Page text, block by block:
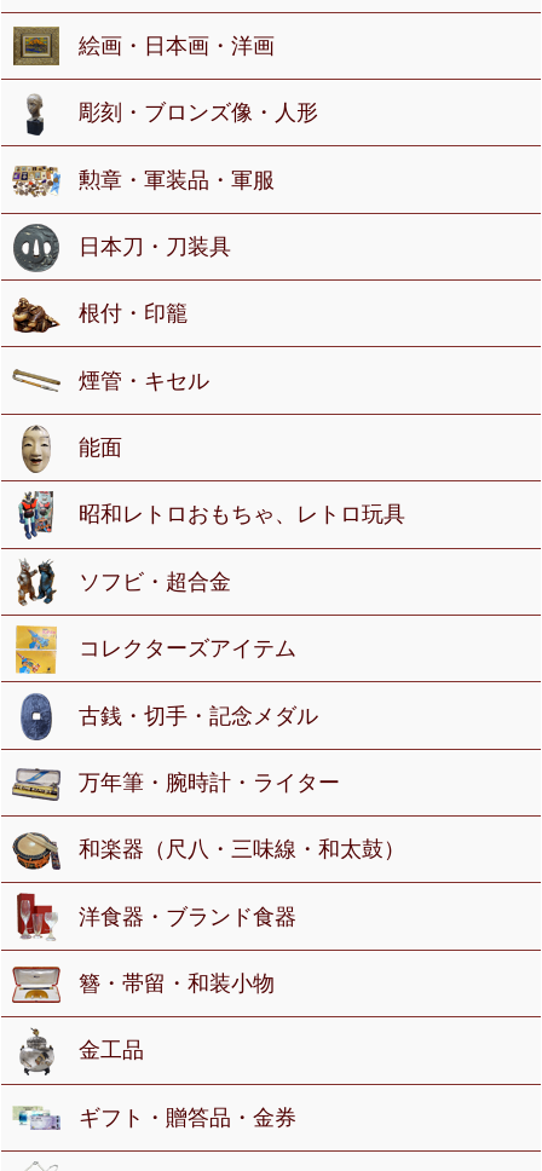
絵画・日本画・洋画
彫刻・ブロンズ像・人形
勲章・軍装品・軍服
日本刀・刀装具
根付・印籠
煙管・キセル
能面
昭和レトロおもちゃ、レトロ玩具
ソフビ・超合金
コレクターズアイテム
古銭・切手・記念メダル
万年筆・腕時計・ライター
和楽器（尺八・三味線・和太鼓）
洋食器・ブランド食器
簪・帯留・和装小物
金工品
ギフト・贈答品・金券